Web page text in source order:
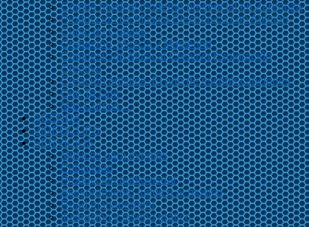
Combo musical moderno presencial en Zaragoza
Producción de Música Electrónica con Ableton
Curso de Cubase
Grabación, Mezcla y Mastering
Composición Musical Creativa Exploración
Creativa
Creación artística. El arte de escribir canciones
One To One
Más Cursos…
AGENDA
VIDEOCLIPS
SERVICIOS
Músicos para eventos
Publicidad
Producción audiovisual
Asesoramiento jurídico al músico
Road management
Ilustración y diseño gráfico